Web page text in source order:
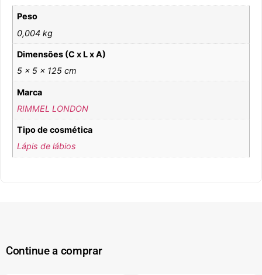
Peso
0,004 kg
Dimensões (C x L x A)
5 × 5 × 125 cm
Marca
RIMMEL LONDON
Tipo de cosmética
Lápis de lábios
Continue a comprar